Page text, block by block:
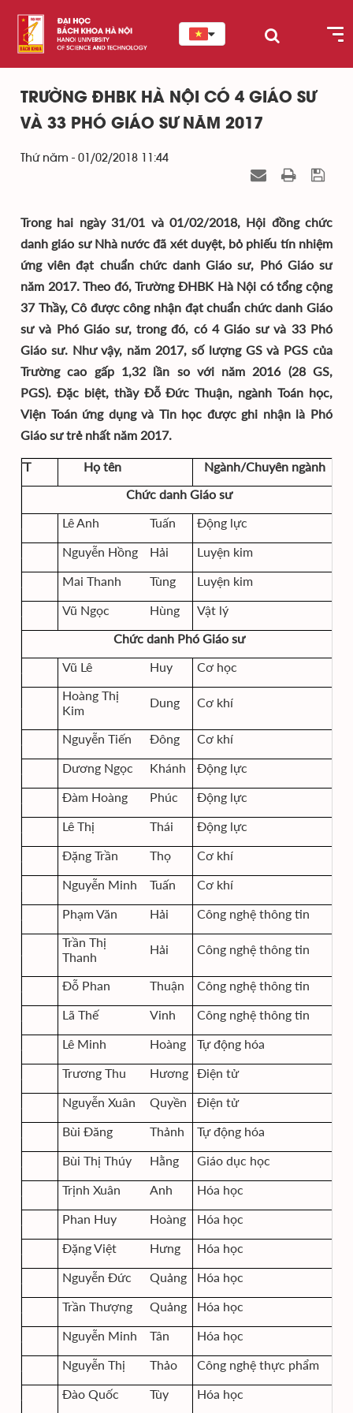
TRƯỜNG ĐHBK HÀ NỘI CÓ 4 GIÁO SƯ
VÀ 33 PHÓ GIÁO SƯ NĂM 2017
Thứ năm - 01/02/2018 11:44
Trong hai ngày 31/01 và 01/02/2018, Hội đồng chức
danh giáo sư Nhà nước đã xét duyệt, bỏ phiếu tín nhiệm
ứng viên đạt chuẩn chức danh Giáo sư, Phó Giáo sư
năm 2017. Theo đó, Trường ĐHBK Hà Nội có tổng cộng
37 Thầy, Cô được công nhận đạt chuẩn chức danh Giáo
sư và Phó Giáo sư, trong đó, có 4 Giáo sư và 33 Phó
Giáo sư. Như vậy, năm 2017, số lượng GS và PGS của
Trường cao gấp 1,32 lần so với năm 2016 (28 GS,
PGS). Đặc biệt, thầy Đỗ Đức Thuận, ngành Toán học,
Viện Toán ứng dụng và Tin học được ghi nhận là Phó
Giáo sư trẻ nhất năm 2017.
TT Họ tên
Ngành/Chuyên ngành
Chức danh Giáo sư
Lê Anh
Tuấn
Động lực
Nguyễn Hồng
Hải
Luyện kim
Mai Thanh
Tùng
Luyện kim
Vũ Ngọc
Hùng
Vật lý
Chức danh Phó Giáo sư
Vũ Lê
Huy
Cơ học
Hoàng Thị
Kim
Dung Cơ khí
Nguyễn Tiến Đông
Cơ khí
Dương Ngọc
Khánh
Động lực
Đàm Hoàng
Phúc
Động lực
Lê Thị
Thái
Động lực
Đặng Trần
Thọ
Cơ khí
Nguyễn Minh
Tuấn
Cơ khí
Phạm Văn
Hải
Công nghệ thông tin
Trần Thị
Thanh
Hải Công nghệ thông tin
Đỗ Phan Thuận
Công nghệ thông tin
Lã Thế
Vinh
Công nghệ thông tin
Lê Minh
Hoàng
Tự động hóa
Trương Thu
Hương Điện tử
Nguyễn Xuân
Quyền
Điện tử
Bùi Đăng
Thảnh
Tự động hóa
Bùi Thị Thúy
Hằng
Giáo dục học
Trịnh Xuân
Anh
Hóa học
Phan Huy
Hoàng
Hóa học
Đặng Việt
Hưng
Hóa học
Nguyễn Đức
Quảng
Hóa học
Trần Thượng
Quảng
Hóa học
Nguyễn Minh
Tân
Hóa học
Nguyễn Thị
Thảo
Công nghệ thực phẩm
Đào Quốc
Tùy Hóa học